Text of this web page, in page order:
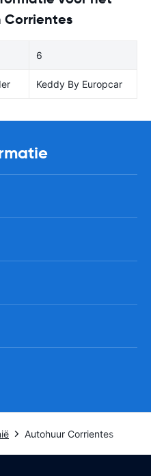
Corrientes
6
Keddy By Europcar
Autohuur Corrientes